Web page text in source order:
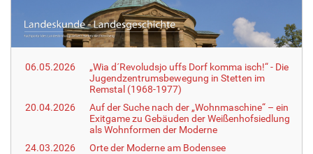
r
e
:
06.05.2026
„Wia d´Revoludsjo uffs Dorf komma isch!“ - Die
Jugendzentrumsbewegung in Stetten im
Remstal (1968-1977)
20.04.2026
Auf der Suche nach der „Wohnmaschine“ – ein
Exitgame zu Gebäuden der Weißenhofsiedlung
als Wohnformen der Moderne
24.03.2026
Orte der Moderne am Bodensee